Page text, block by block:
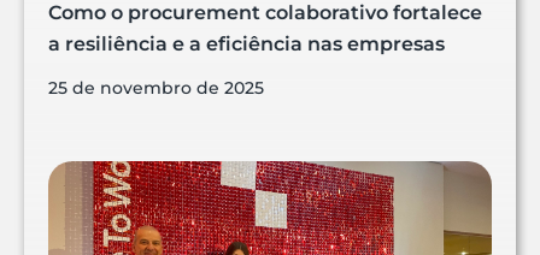
Como o procurement colaborativo fortalece
a resiliência e a eficiência nas empresas
25 de novembro de 2025